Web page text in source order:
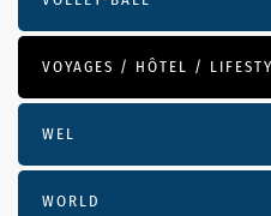
VOYAGES / HÔTEL /
WEL
WORLD